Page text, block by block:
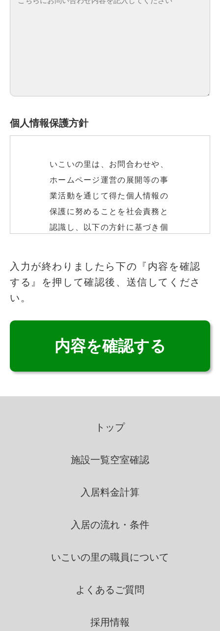
個人情報保護方針
いこいの里は、お問合わせや、
ホームページ運営の展開等の事
業活動を通じて得た個人情報の
保護に努めることを社会責務と
認識し、以下の方針に基づき個
個人情報の取得
致します。
個人情報の利用
の際に示した利用目的の範囲
者間との間で共同利用し、ま
者に依託する場合には、当該
第三者につき厳正な調査を行
ために、適正な監督を行いま
このフィールドは空のままにしてください
入力が終わりましたら下の『内容を確認
する』を押して確認後、送信してくださ
い。
トップ
施設一覧空室確認
入居料金計算
入居の流れ・条件
いこいの里の職員について
よくあるご質問
採用情報